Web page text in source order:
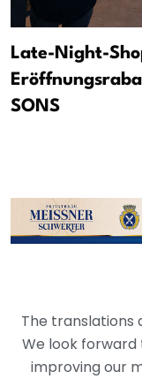
Late-Night-
SONS
The translations
We look forward
improving our